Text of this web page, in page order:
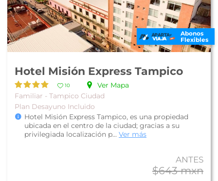
Abonos
Flexibles
Hotel Misión Express Tampico
10
Ver Mapa
Familiar - Tampico Ciudad
Plan Desayuno Incluido
Hotel Misión Express Tampico, es una propiedad
ubicada en el centro de la ciudad; gracias a su
privilegiada localización p... Ver más
ANTES
$643 mxn